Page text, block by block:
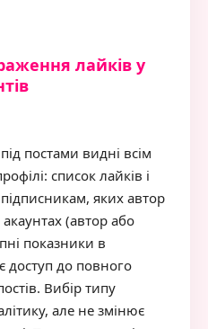
лайків у
постами видні всім
список лайків і
яких автор
(автор або
показники в
доступ до повного
Вибір типу
але не змінює